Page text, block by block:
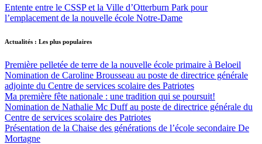
Entente entre le CSSP et la Ville d’Otterburn Park pour
l’emplacement de la nouvelle école Notre-Dame
Actualités : Les plus populaires
Première pelletée de terre de la nouvelle école primaire à Beloeil
Nomination de Caroline Brousseau au poste de directrice générale
adjointe du Centre de services scolaire des Patriotes
Ma première fête nationale : une tradition qui se poursuit!
Nomination de Nathalie Mc Duff au poste de directrice générale du
Centre de services scolaire des Patriotes
Présentation de la Chaise des générations de l’école secondaire De
Mortagne